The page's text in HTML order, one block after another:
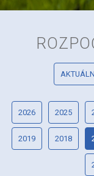
2026 2025
2019 2018